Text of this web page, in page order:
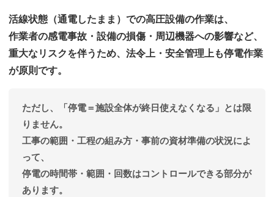
活線状態（通電したまま）での高圧設備の作業は、
作業者の感電事故・設備の損傷・周辺機器への影響など、
重大なリスクを伴うため、法令上・安全管理上も停電作業
が原則です。
ただし、「停電＝施設全体が終日使えなくなる」とは限
りません。
工事の範囲・工程の組み方・事前の資材準備の状況によ
って、
停電の時間帯・範囲・回数はコントロールできる部分が
あります。